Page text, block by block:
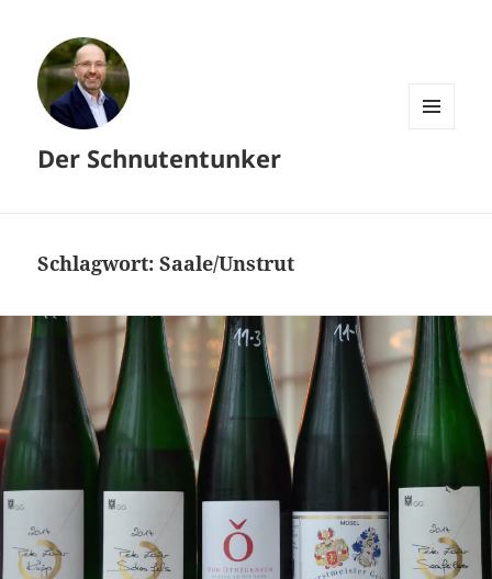
Der Schnutentunker
Schlagwort:Saale/Unstrut